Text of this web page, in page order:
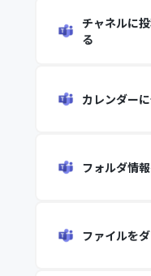
チャネルに
る
カレンダー
フォルダ情
ファイルを